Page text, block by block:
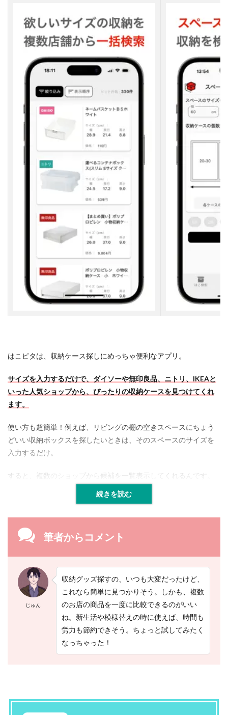
ラ
ィ
ト
を
実
はこピタは、収納ケース探しにめっちゃ便利なアプリ。
サイズを入力するだけで、ダイソーや無印良品、ニトリ、IKEAと
いった人気ショップから、ぴったりの収納ケースを見つけてくれ
ます。
使い方も超簡単！例えば、リビングの棚の空きスペースにちょう
どいい収納ボックスを探したいときは、そのスペースのサイズを
入力するだけ。
すると、複数のショップから候補を一覧表示してくれるんです。
続きを読む
筆者からコメント
じゅん
収納グッズ探すの、いつも大変だったけど、
これなら簡単に見つかりそう。しかも、複数
のお店の商品を一度に比較できるのがいい
ね。新生活や模様替えの時に使えば、時間も
労力も節約できそう。ちょっと試してみたく
なっちゃった！